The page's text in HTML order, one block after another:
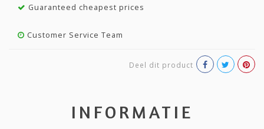
Guaranteed cheapest prices
Customer Service Team
Deel dit product
INFORMATIE